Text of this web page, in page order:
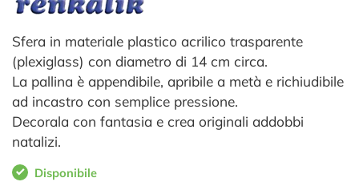
Sfera in materiale plastico acrilico trasparente
(plexiglass) con diametro di 14 cm circa.
La pallina è appendibile, apribile a metà e richiudibile
ad incastro con semplice pressione.
Decorala con fantasia e crea originali addobbi
natalizi.
Disponibile